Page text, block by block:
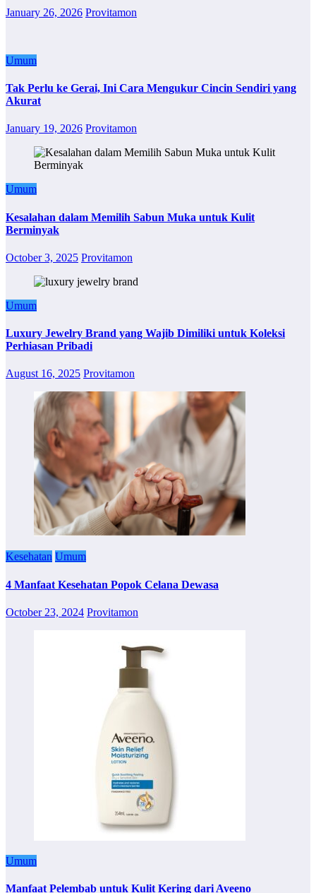
January 26, 2026 Provitamon
Umum
Tak Perlu ke Gerai, Ini Cara Mengukur Cincin Sendiri yang
Akurat
January 19, 2026 Provitamon
Umum
Kesalahan dalam Memilih Sabun Muka untuk Kulit
Berminyak
October 3, 2025 Provitamon
Umum
Luxury Jewelry Brand yang Wajib Dimiliki untuk Koleksi
Perhiasan Pribadi
August 16, 2025 Provitamon
Kesehatan Umum
4 Manfaat Kesehatan Popok Celana Dewasa
October 23, 2024 Provitamon
Umum
Manfaat Pelembab untuk Kulit Kering dari Aveeno